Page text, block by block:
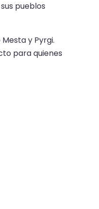
pueblos
y Pyrgi.
para quienes